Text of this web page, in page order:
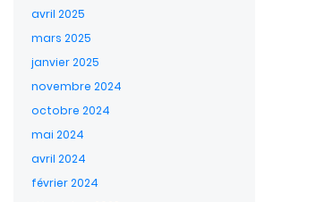
avril 2025
mars 2025
janvier 2025
novembre 2024
octobre 2024
mai 2024
avril 2024
février 2024